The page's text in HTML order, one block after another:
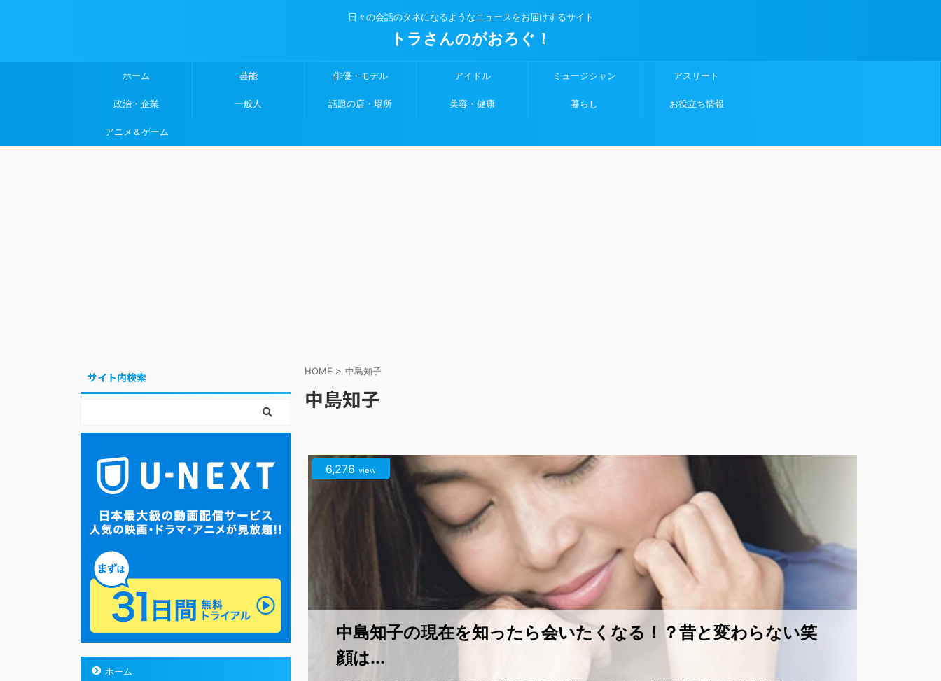
日々の会話のタネになるようなニュースをお届けするサイト
トラさんのがおろぐ！
ホーム 芸能 俳優・モデル アイドル ミュージシャン アスリート
政治・企業 一般人 話題の店・場所 美容・健康 暮らし お役立ち情報
アニメ＆ゲーム
HOME > 中島知子
中島知子
6,276 view
中島知子の現在を知ったら会いたくなる！？昔と変わらない笑
顔は...
サイト内検索
ホーム